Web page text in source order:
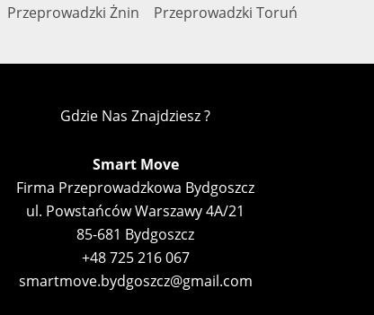
Przeprowadzki Żnin Przeprowadzki Toruń
Gdzie Nas Znajdziesz ?
Smart Move
Firma Przeprowadzkowa Bydgoszcz
ul. Powstańców Warszawy 4A/21
85-681 Bydgoszcz
+48 725 216 067
smartmove.bydgoszcz@gmail.com